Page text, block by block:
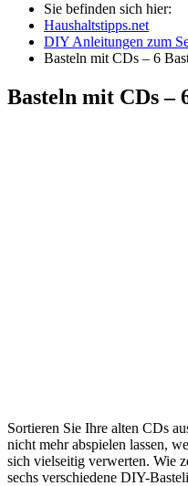
Sie befinden sich hier:
Haushaltstipps.net
DIY Anleitungen zum
Basteln mit CDs – 6
Basteln mit CDs –
Sortieren Sie Ihre alten CDs
nicht mehr abspielen lassen,
sich vielseitig verwerten. Wie
sechs verschiedene DIY-